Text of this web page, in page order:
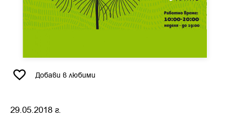
29.05.2018 г.
Добави в любими